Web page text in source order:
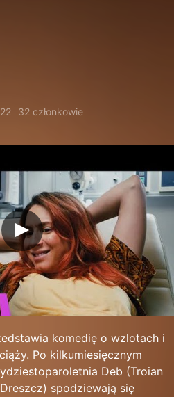
32 członkowie
komedię o wzlotach i
Po kilkumiesięcznym
Deb (Troian
spodziewają się